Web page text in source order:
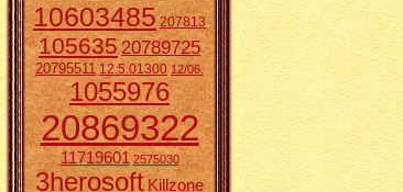
10603485 207813
10563520789725
20795511 12.5.01300 12/06.
1055976
20869322
11719601 2575030
3herosoft Killzone